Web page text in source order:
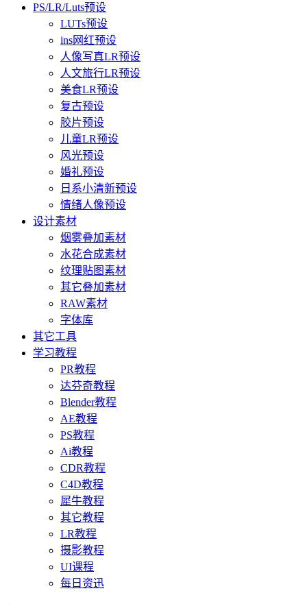
PS/LR/Luts预设
LUTs预设
ins网红预设
人像写真LR预设
人文旅行LR预设
美食LR预设
复古预设
胶片预设
儿童LR预设
风光预设
婚礼预设
日系小清新预设
情绪人像预设
设计素材
烟雾叠加素材
水花合成素材
纹理贴图素材
其它叠加素材
RAW素材
字体库
其它工具
学习教程
PR教程
达芬奇教程
Blender教程
AE教程
PS教程
Ai教程
CDR教程
C4D教程
犀牛教程
其它教程
LR教程
摄影教程
UI课程
每日资迅